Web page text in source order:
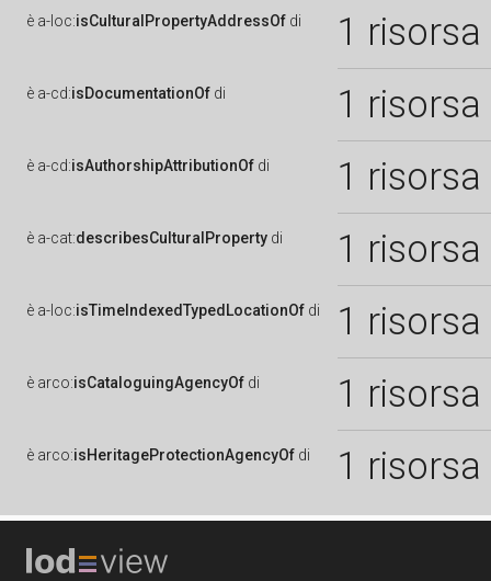
è a-loc:isCulturalPropertyAddressOf di 1 risorsa
è a-cd:isDocumentationOf di 1 risorsa
è a-cd:isAuthorshipAttributionOf di 1 risorsa
è a-cat:describesCulturalProperty di 1 risorsa
è a-loc:isTimeIndexedTypedLocationOf di 1 risorsa
è arco:isCataloguingAgencyOf di 1 risorsa
è arco:isHeritageProtectionAgencyOf di 1 risorsa